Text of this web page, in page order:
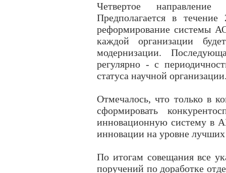
Четвертое
Предполагается в течение
реформирование системы
каждой организации
модернизации.
регулярно - с
статуса научной
Отмечалось, что только в
сформировать
инновационную систему в
инновации на уровне
По итогам совещания все
поручений по доработке